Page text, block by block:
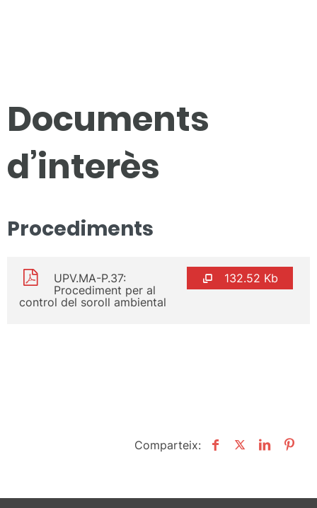
Documents
d’interès
Procediments
132.52 Kb
UPV.MA-P.37:
Procediment per al
control del soroll ambiental
Comparteix: